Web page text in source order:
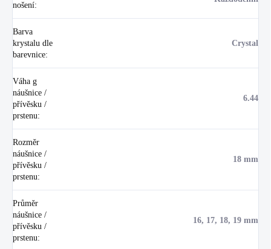
nošení:
Barva
krystalu dle
barevnice:
Crystal
Váha g
náušnice /
přívěsku /
prstenu:
6.44
Rozměr
náušnice /
přívěsku /
prstenu:
18 mm
Průměr
náušnice /
přívěsku /
prstenu:
16, 17, 18, 19 mm